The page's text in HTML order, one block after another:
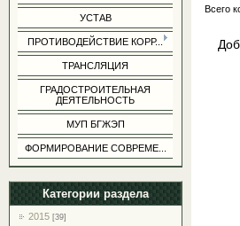
УСТАВ
ПРОТИВОДЕЙСТВИЕ КОРР...
ТРАНСЛЯЦИЯ
ГРАДОСТРОИТЕЛЬНАЯ
ДЕЯТЕЛЬНОСТЬ
МУП БГЖЭП
ФОРМИРОВАНИЕ СОВРЕМЕ...
Категории раздела
2015 [39]
Всего